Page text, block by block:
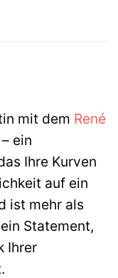
mit dem René
ein
Ihre Kurven
auf ein
ist mehr als
Statement,
Ihrer